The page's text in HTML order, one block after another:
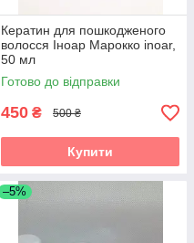
Кератин для пошкодженого
волосся Іноар Марокко inoar,
50 мл
Готово до відправки
450 ₴ 500 ₴
Купити
–5%